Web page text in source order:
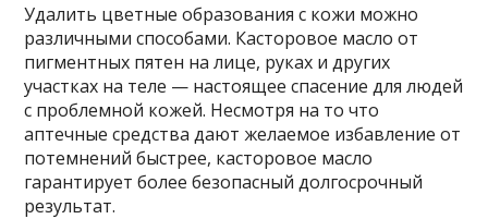
Удалить цветные образования с кожи можно
различными способами. Касторовое масло от
пигментных пятен на лице, руках и других
участках на теле — настоящее спасение для людей
с проблемной кожей. Несмотря на то что
аптечные средства дают желаемое избавление от
потемнений быстрее, касторовое масло
гарантирует более безопасный долгосрочный
результат.